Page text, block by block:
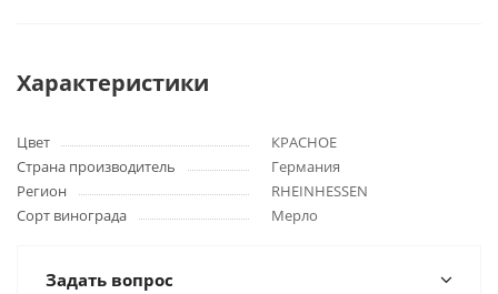
Характеристики
Цвет
КРАСНОЕ
Страна производитель
Германия
Регион
RHEINHESSEN
Сорт винограда
Мерло
Задать вопрос